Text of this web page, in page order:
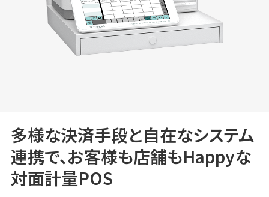
多様な決済手段と自在なシステム
連携で、お客様も店舗もHappyな
対面計量POS